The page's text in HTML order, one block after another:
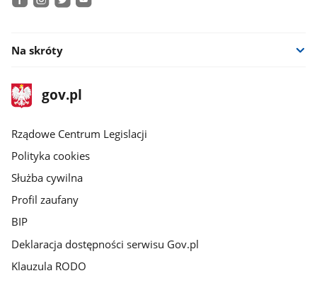
Na skróty
stopka
gov.plStrona
gov.pl
Rządowe Centrum Legislacji
Polityka cookies
Służba cywilna
Profil zaufany
BIP
Deklaracja dostępności serwisu Gov.pl
Klauzula RODO